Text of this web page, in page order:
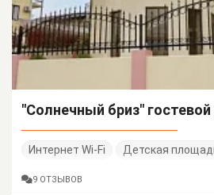
"Солнечный бриз"
Интернет Wi-Fi Детская
9 ОТЗЫВОВ